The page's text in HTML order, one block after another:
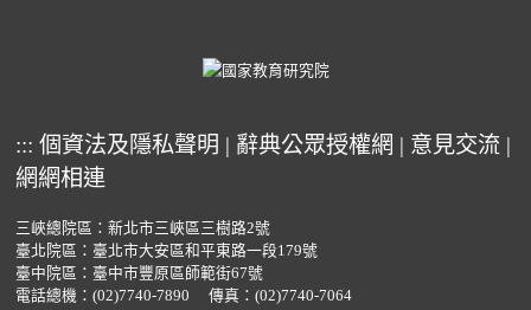
::: 個資法及隱私聲明 | 辭典公眾授權網 | 意見交流 |
網網相連
三峽總院區：新北市三峽區三樹路2號
臺北院區：臺北市大安區和平東路一段179號
臺中院區：臺中市豐原區師範街67號
電話總機： (02)7740-7890 傳真：(02)7740-7064